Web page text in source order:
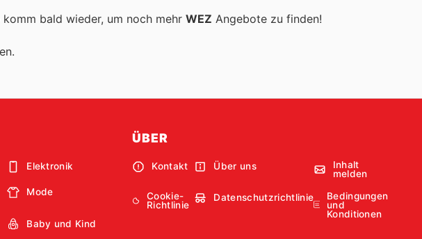
bald wieder, um noch mehr WEZ Angebote zu finden!
Elektronik
Mode
Baby und Kind
ÜBER
Kontakt Über uns
Inhalt
melden
Cookie-
Richtlinie
Datenschutzrichtlinie
Bedingungen
und
Konditionen